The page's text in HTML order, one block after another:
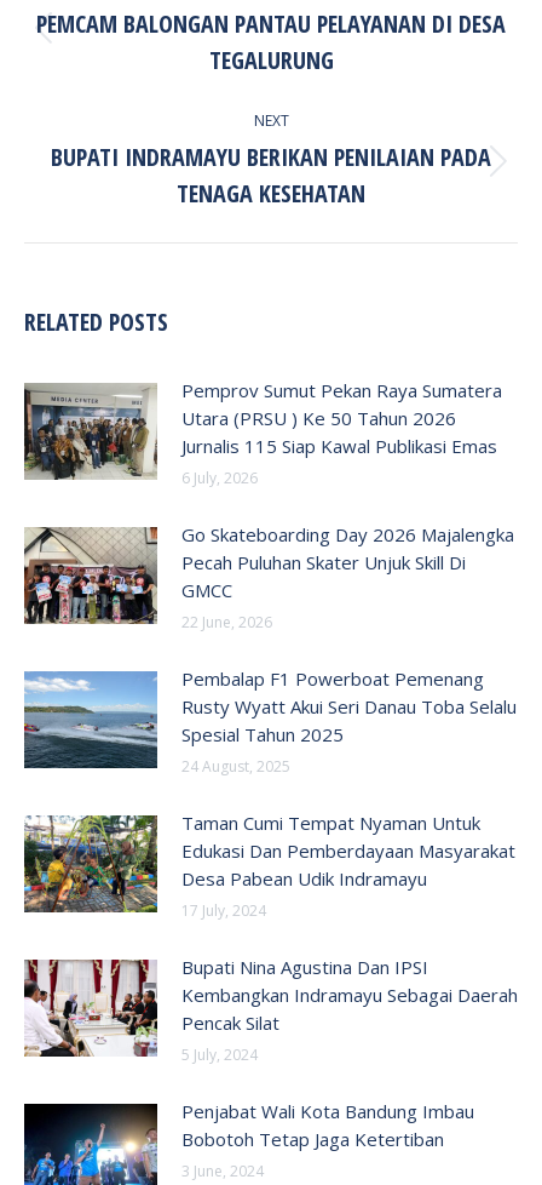
Previous
post:
PEMCAM BALONGAN PANTAU PELAYANAN DI DESA
TEGALURUNG
NEXT
Next
post:
BUPATI INDRAMAYU BERIKAN PENILAIAN PADA
TENAGA KESEHATAN
RELATED POSTS
Pemprov Sumut Pekan Raya Sumatera
Utara (PRSU ) Ke 50 Tahun 2026
Jurnalis 115 Siap Kawal Publikasi Emas
6 July, 2026
Go Skateboarding Day 2026 Majalengka
Pecah Puluhan Skater Unjuk Skill Di
GMCC
22 June, 2026
Pembalap F1 Powerboat Pemenang
Rusty Wyatt Akui Seri Danau Toba Selalu
Spesial Tahun 2025
24 August, 2025
Taman Cumi Tempat Nyaman Untuk
Edukasi Dan Pemberdayaan Masyarakat
Desa Pabean Udik Indramayu
17 July, 2024
Bupati Nina Agustina Dan IPSI
Kembangkan Indramayu Sebagai Daerah
Pencak Silat
5 July, 2024
Penjabat Wali Kota Bandung Imbau
Bobotoh Tetap Jaga Ketertiban
3 June, 2024